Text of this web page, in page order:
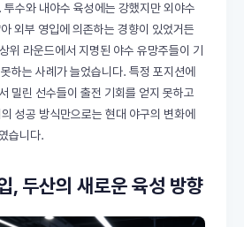
수와 내야수 육성에는 강했지만 외야수
외부 영입에 의존하는 경향이 있었거든
위 라운드에서 지명된 야수 유망주들이 기
하는 사례가 늘었습니다. 특정 포지션에
밀린 선수들이 출전 기회를 얻지 못하고
성공 방식만으로는 현대 야구의 변화에
습니다.
, 두산의 새로운 육성 방향